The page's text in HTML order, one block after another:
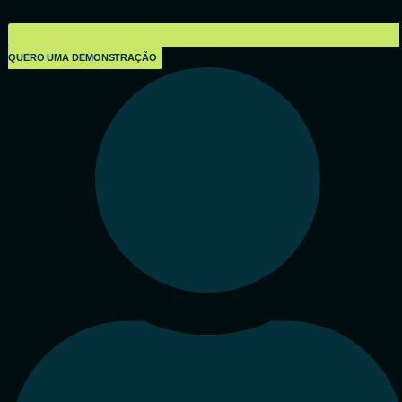
QUERO UMA DEMONSTRAÇÃO